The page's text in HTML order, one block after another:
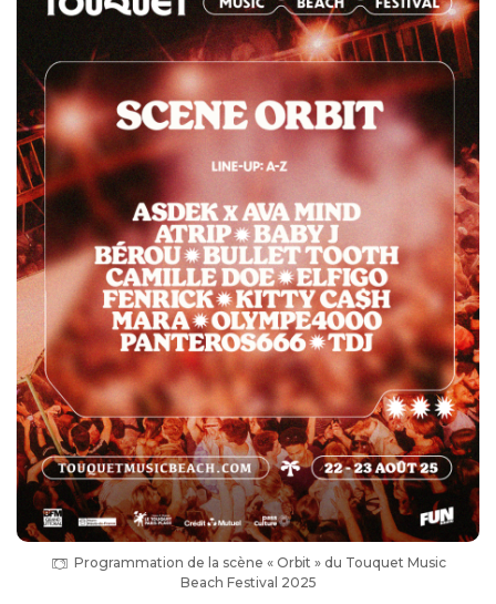
Programmation de la scène « Orbit » du Touquet Music
Beach Festival 2025